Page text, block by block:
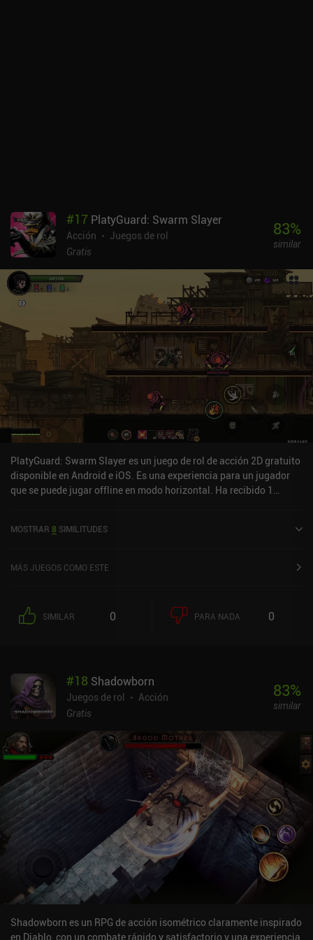
#17 PlatyGuard: Swarm Slayer
Acción
Juegos de rol
Gratis
83%
similar
PlatyGuard: Swarm Slayer es un juego de rol de acción 2D gratuito
disponible en Android e iOS. Es una experiencia para un jugador
que se puede jugar offline en modo horizontal. Ha recibido 1
valoración actual de 4,8 sobre 5,0 en Google Play y de 4,8 sobre 5,0
MOSTRAR 8 SIMILITUDES
MÁS JUEGOS COMO ESTE
SIMILAR 0 PARA NADA 0
#18 Shadowborn
Juegos de rol
Acción
Gratis
83%
similar
Shadowborn es un RPG de acción isométrico claramente inspirado
en Diablo, con un combate rápido y satisfactorio y una experiencia